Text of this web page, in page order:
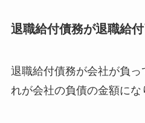
退職給付債務が退職給
退職給付債務が会社が負っ
れが会社の負債の金額にな